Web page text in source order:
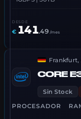
DESDE
€ 141.49 /mes
Frankfurt,
CORE
Sin Stock
PROCESADOR